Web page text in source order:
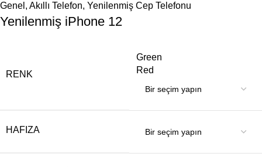
Genel , Akıllı Telefon, Yenilenmiş Cep Telefonu
Yenilenmiş iPhone 12
RENK
Green
Red
HAFIZA